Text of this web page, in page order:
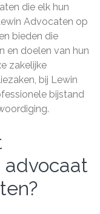
die elk hun
Advocaten op
bieden die
en doelen van hun
zakelijke
bij Lewin
bijstand